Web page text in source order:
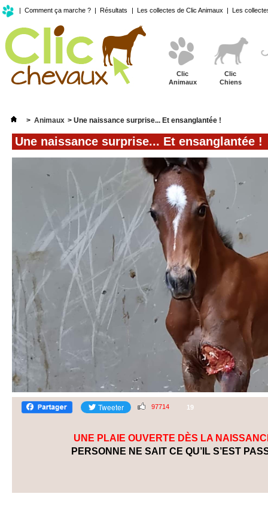
| Comment ça marche ? | Résultats | Les collectes de Clic Animaux | Les
Clic
Animaux
Clic
Chiens
> Animaux > Une naissance surprise... Et ensanglantée !
Une naissance surprise... Et ensanglantée !
97714 19
UNE PLAIE OUVERTE DÈS LA
PERSONNE NE SAIT CE QU’IL S’EST